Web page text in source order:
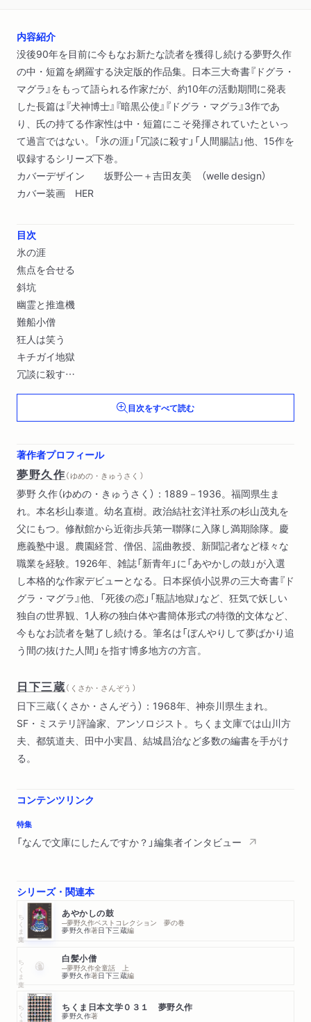
内容紹介
没後90年を目前に今もなお新たな読者を獲得し続ける夢野久作
の中・短篇を網羅する決定版的作品集。日本三大奇書『ドグラ・
マグラ』をもって語られる作家だが、約10年の活動期間に発表
した長篇は『犬神博士』『暗黒公使』『ドグラ・マグラ』3作であ
り、氏の持てる作家性は中・短篇にこそ発揮されていたといっ
て過言ではない。「氷の涯」「冗談に殺す」「人間腸詰」他、15作を
収録するシリーズ下巻。
カバーデザイン 坂野公一＋吉田友美 （welle design）
カバー装画 HER
目次
氷の涯
焦点を合せる
斜坑
幽霊と推進機
難船小僧
狂人は笑う
キチガイ地獄
冗談に殺す
白菊
笑う唖女
オンチ
悪魔祈祷書
人間腸詰
巻末資料
編者解説 日下三蔵
目次をすべて読む
著作者プロフィール
夢野久作（ ゆめの・きゅうさく ）
夢野 久作（ゆめの・きゅうさく）：1889－1936。福岡県生ま
れ。本名杉山泰道。幼名直樹。政治結社玄洋社系の杉山茂丸を
父にもつ。修猷館から近衛歩兵第一聯隊に入隊し満期除隊。慶
應義塾中退。農園経営、僧侶、謡曲教授、新聞記者など様々な
職業を経験。1926年、雑誌「新青年」に「あやかしの鼓」が入選
し本格的な作家デビューとなる。日本探偵小説界の三大奇書『ド
グラ・マグラ』他、「死後の恋」「瓶詰地獄」など、狂気で妖しい
独自の世界観、1人称の独白体や書簡体形式の特徴的文体など、
今もなお読者を魅了し続ける。筆名は「ぼんやりして夢ばかり追
う間の抜けた人間」を指す博多地方の方言。
日下三蔵（ くさか・さんぞう ）
日下三蔵（くさか・さんぞう）：1968年、神奈川県生まれ。
SF・ミステリ評論家、アンソロジスト。ちくま文庫では山川方
夫、都筑道夫、田中小実昌、結城昌治など多数の編書を手がけ
る。
コンテンツリンク
特集
「なんで文庫にしたんですか？」編集者インタビュー
シリーズ・関連本
ちくま文庫 あやかしの鼓
─夢野久作ベストコレクション 夢の巻
夢野久作著日下三蔵編
ちくま文庫 白髪小僧
─夢野久作全童話 上
夢野久作著日下三蔵編
ちくま文庫 ちくま日本文学０３１ 夢野久作
夢野久作著